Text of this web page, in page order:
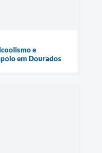
e
em Dourados